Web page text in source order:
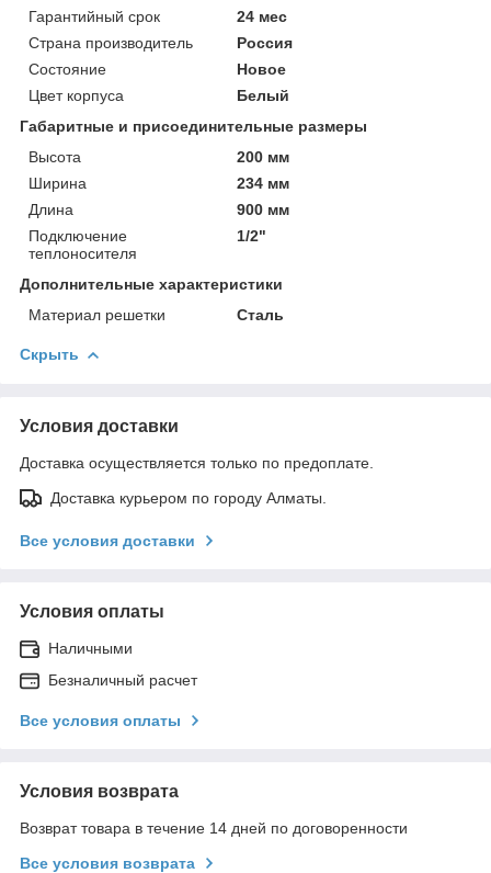
Гарантийный срок
24 мес
Страна производитель
Россия
Состояние
Новое
Цвет корпуса
Белый
Габаритные и присоединительные размеры
Высота
200 мм
Ширина
234 мм
Длина
900 мм
Подключение
теплоносителя
1/2"
Дополнительные характеристики
Материал решетки
Сталь
Скрыть
Условия доставки
Доставка осуществляется только по предоплате.
Доставка курьером по городу Алматы.
Все условия доставки
Условия оплаты
Наличными
Безналичный расчет
Все условия оплаты
Условия возврата
Возврат товара в течение 14 дней по договоренности
Все условия возврата